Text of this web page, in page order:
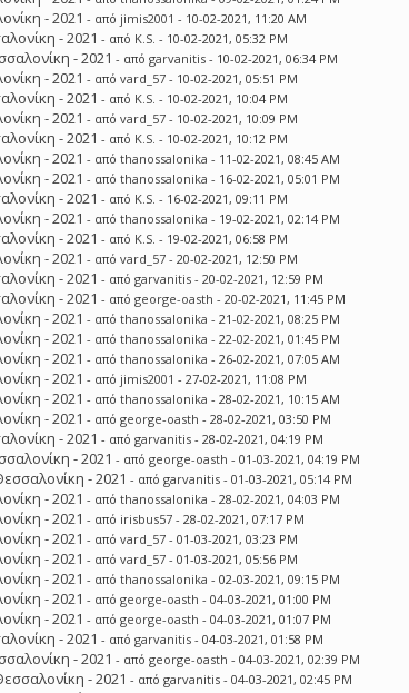
- 2021 - από jimis2001 - 10-02-2021, 11:20 AM
- 2021 - από K.S. - 10-02-2021, 05:32 PM
- 2021 - απόgarvanitis - 10-02-2021, 06:34 PM
- 2021 - απόvard_57 - 10-02-2021, 05:51 PM
- 2021 - από K.S. - 10-02-2021, 10:04 PM
- 2021 - απόvard_57 - 10-02-2021, 10:09 PM
- 2021 - από K.S. - 10-02-2021, 10:12 PM
- 2021 - απόthanossalonika - 11-02-2021, 08:45 AM
- 2021 - απόthanossalonika - 16-02-2021, 05:01 PM
- 2021 - από K.S. - 16-02-2021, 09:11 PM
- 2021 - απόthanossalonika - 19-02-2021, 02:14 PM
- 2021 - από K.S. - 19-02-2021, 06:58 PM
- 2021 - απόvard_57 - 20-02-2021, 12:50 PM
- 2021 - απόgarvanitis - 20-02-2021, 12:59 PM
- 2021 - απόgeorge-oasth - 20-02-2021, 11:45 PM
- 2021 - απόthanossalonika - 21-02-2021, 08:25 PM
- 2021 - απόthanossalonika - 22-02-2021, 01:45 PM
- 2021 - απόthanossalonika - 26-02-2021, 07:05 AM
- 2021 - από jimis2001 - 27-02-2021, 11:08 PM
- 2021 - απόthanossalonika - 28-02-2021, 10:15 AM
- 2021 - απόgeorge-oasth - 28-02-2021, 03:50 PM
- 2021 - απόgarvanitis - 28-02-2021, 04:19 PM
- 2021 - απόgeorge-oasth - 01-03-2021, 04:19 PM
- 2021 - απόgarvanitis - 01-03-2021, 05:14 PM
- 2021 - απόthanossalonika - 28-02-2021, 04:03 PM
- 2021 - από irisbus57 - 28-02-2021, 07:17 PM
- 2021 - απόvard_57 - 01-03-2021, 03:23 PM
- 2021 - απόvard_57 - 01-03-2021, 05:56 PM
- 2021 - απόthanossalonika - 02-03-2021, 09:15 PM
- 2021 - απόgeorge-oasth - 04-03-2021, 01:00 PM
- 2021 - απόgeorge-oasth - 04-03-2021, 01:07 PM
- 2021 - απόgarvanitis - 04-03-2021, 01:58 PM
- 2021 - απόgeorge-oasth - 04-03-2021, 02:39 PM
- 2021 - απόgarvanitis - 04-03-2021, 02:45 PM